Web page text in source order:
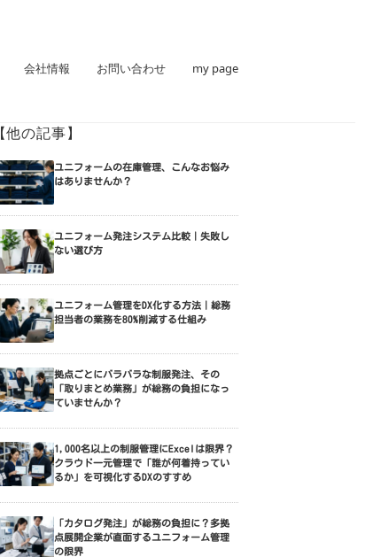
会社情報 お問い合わせ my page
【他の記事】
ユニフォームの在庫管理、こんなお悩み
はありませんか？
ユニフォーム発注システム比較｜失敗し
ない選び方
ユニフォーム管理をDX化する方法｜総務
担当者の業務を80%削減する仕組み
拠点ごとにバラバラな制服発注、その
「取りまとめ業務」が総務の負担になっ
ていませんか？
1,000名以上の制服管理にExcelは限界？
クラウド一元管理で「誰が何着持ってい
るか」を可視化するDXのすすめ
「カタログ発注」が総務の負担に？多拠
点展開企業が直面するユニフォーム管理
の限界